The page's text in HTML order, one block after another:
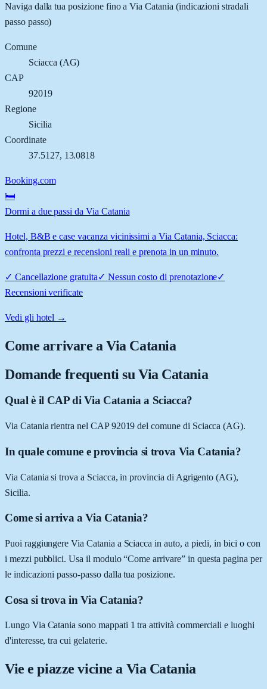
Naviga dalla tua posizione fino aVia Catania (indicazioni stradali
passo passo)
Comune
Sciacca (AG)
CAP
92019
Regione
Sicilia
Coordinate
37.5127, 13.0818
Booking.com
🛏️
Dormi a due passi da Via Catania
Hotel, B&B e case vacanza vicinissimi a Via Catania, Sciacca:
confronta prezzi e recensioni reali e prenota in un minuto.
✓ Cancellazione gratuita✓ Nessun costo di prenotazione✓
Recensioni verificate
Vedi gli hotel →
Come arrivare aVia Catania
Domande frequenti su Via Catania
Qual è il CAP di Via Catania a Sciacca?
Via Catania rientra nel CAP 92019 del comune di Sciacca (AG).
In quale comune e provincia si trova Via Catania?
Via Catania si trova a Sciacca, in provincia di Agrigento (AG),
Sicilia.
Come si arriva a Via Catania?
Puoi raggiungere Via Catania a Sciacca in auto, a piedi, in bici o con
i mezzi pubblici. Usa il modulo “Come arrivare” in questa pagina per
le indicazioni passo-passo dalla tua posizione.
Cosa si trova in Via Catania?
Lungo Via Catania sono mappati 1 tra attività commerciali e luoghi
d'interesse, tra cui gelaterie.
Vie e piazze vicine a Via Catania